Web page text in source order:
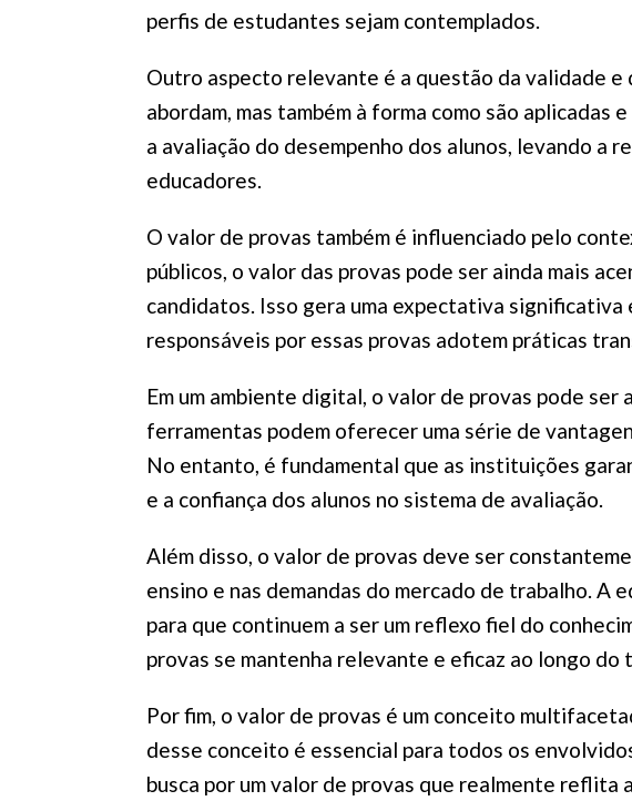
perfis de estudantes sejam contemplados.
Outro aspecto relevante é a questão da validade e
abordam, mas também à forma como são
a avaliação do desempenho dos alunos, levando a
educadores.
O valor de provas também é influenciado pelo
públicos, o valor das provas pode ser ainda mais
candidatos. Isso gera uma expectativa
responsáveis por essas provas adotem práticas
Em um ambiente digital, o valor de provas pode
ferramentas podem oferecer uma série de
No entanto, é fundamental que as instituições
e a confiança dos alunos no sistema de avaliação.
Além disso, o valor de provas deve ser
ensino e nas demandas do mercado de trabalho. A
para que continuem a ser um reflexo fiel do
provas se mantenha relevante e eficaz ao longo do
Por fim, o valor de provas é um conceito
desse conceito é essencial para todos os
busca por um valor de provas que realmente reflita